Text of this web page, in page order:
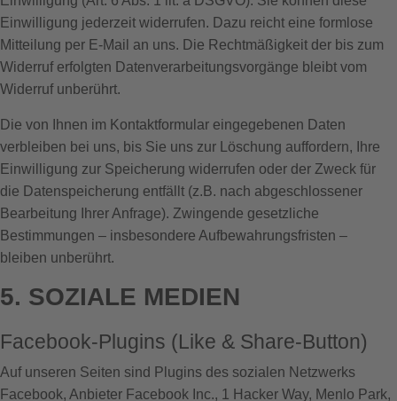
Einwilligung jederzeit widerrufen. Dazu reicht eine formlose
Mitteilung per E-Mail an uns. Die Rechtmäßigkeit der bis zum
Widerruf erfolgten Datenverarbeitungsvorgänge bleibt vom
Widerruf unberührt.
Die von Ihnen im Kontaktformular eingegebenen Daten
verbleiben bei uns, bis Sie uns zur Löschung auffordern, Ihre
Einwilligung zur Speicherung widerrufen oder der Zweck für
die Datenspeicherung entfällt (z.B. nach abgeschlossener
Bearbeitung Ihrer Anfrage). Zwingende gesetzliche
Bestimmungen – insbesondere Aufbewahrungsfristen –
bleiben unberührt.
5. SOZIALE MEDIEN
Facebook-Plugins (Like & Share-Button)
Auf unseren Seiten sind Plugins des sozialen Netzwerks
Facebook, Anbieter Facebook Inc., 1 Hacker Way, Menlo Park,